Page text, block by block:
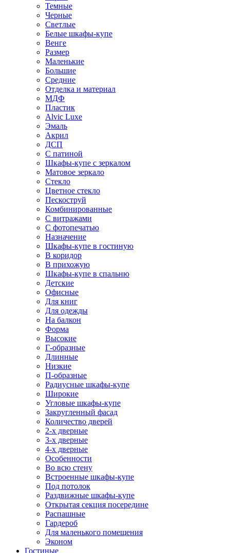
Темные
Черные
Светлые
Белые шкафы-купе
Венге
Размер
Маленькие
Большие
Средние
Отделка и материал
МДФ
Пластик
Alvic Luxe
Эмаль
Акрил
ДСП
С патиной
Шкафы-купе с зеркалом
Матовое зеркало
Стекло
Цветное стекло
Пескоструй
Комбинированные
С витражами
С фотопечатью
Назначение
Шкафы-купе в гостиную
В коридор
В прихожую
Шкафы-купе в спальню
Детские
Офисные
Для книг
Для одежды
На балкон
Форма
Высокие
Г-образные
Длинные
Низкие
П-образные
Радиусные шкафы-купе
Широкие
Угловые шкафы-купе
Закругленный фасад
Количество дверей
2-х дверные
3-х дверные
4-х дверные
Особенности
Во всю стену
Встроенные шкафы-купе
Под потолок
Раздвижные шкафы-купе
Открытая секция посередине
Распашные
Гардероб
Для маленького помещения
Эконом
Гостиные